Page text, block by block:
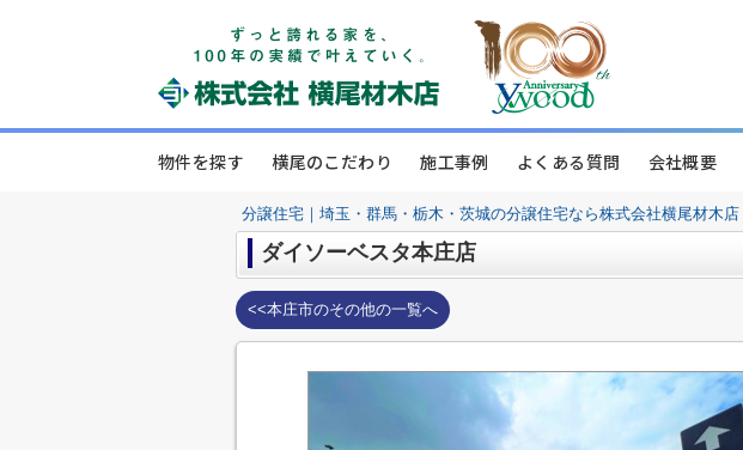
物件を探す 横尾のこだわり 施工事例 よくある質問 会社概要
分譲住宅｜埼玉・群馬・栃木・茨城の分譲住宅なら株式会社横尾材木店
ダイソーベスタ本庄店
<<本庄市のその他の一覧へ